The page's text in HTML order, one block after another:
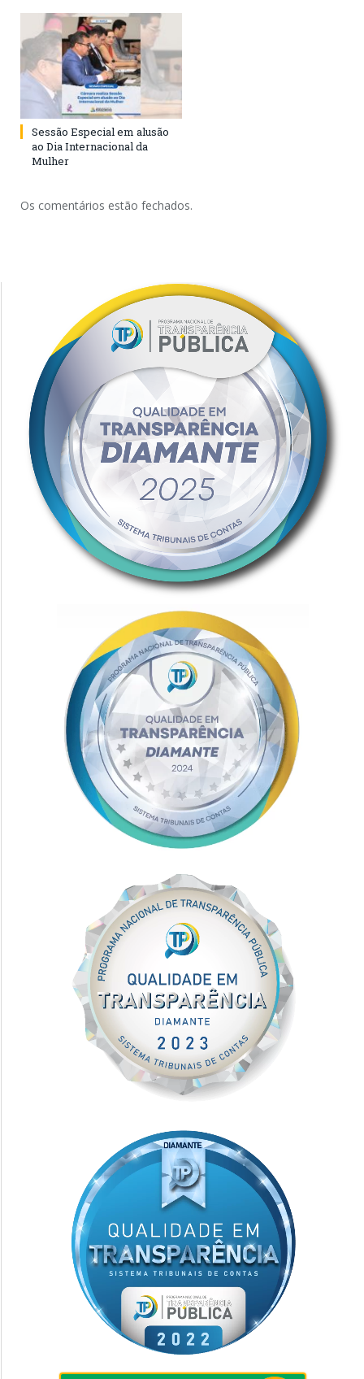
Sessão Especial em alusão
ao Dia Internacional da
Mulher
Os comentários estão fechados.